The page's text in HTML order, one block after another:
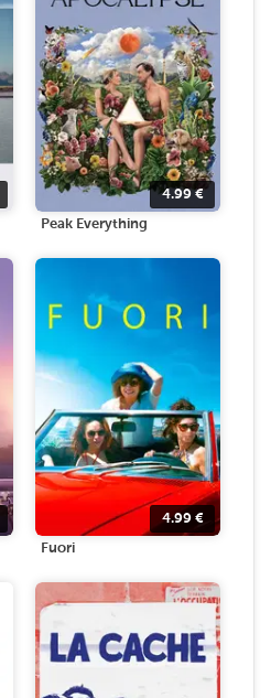
4.99€
Peak Everything
4.99 €
Fuori